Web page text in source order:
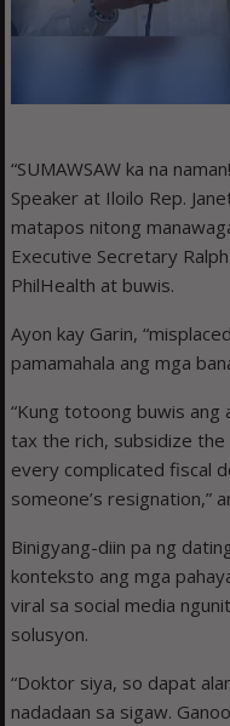
“SUMAWSAW ka na
Speaker at Iloilo Rep.
matapos nitong
Executive Secretary
PhilHealth at buwis.
Ayon kay Garin,
pamamahala ang mga
“Kung totoong buwis
tax the rich, subsidize
every complicated fiscal
someone’s resignation,”
Binigyang-diin pa ng
konteksto ang mga
viral sa social media
solusyon.
“Doktor siya, so dapat
nadadaan sa sigaw.